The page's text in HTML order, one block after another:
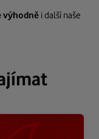
výhodně i další naše